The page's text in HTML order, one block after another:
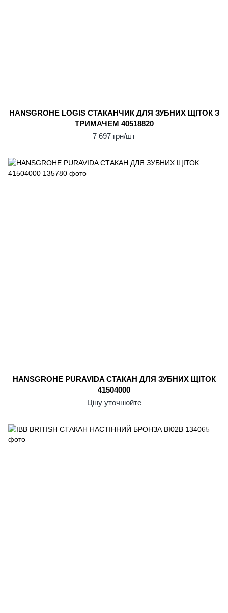
HANSGROHE LOGIS СТАКАНЧИК ДЛЯ ЗУБНИХ ЩІТОК З
ТРИМАЧЕМ 40518820
7 697 грн/шт
HANSGROHE PURAVIDA СТАКАН ДЛЯ ЗУБНИХ ЩІТОК
41504000
Ціну уточнюйте